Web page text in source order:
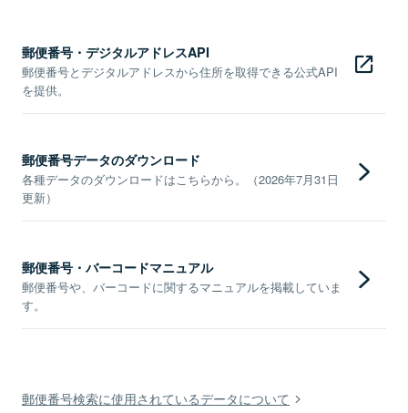
郵便番号・デジタルアドレスAPI
郵便番号とデジタルアドレスから住所を取得できる公式API
を提供。
郵便番号データのダウンロード
各種データのダウンロードはこちらから。（2026年7月31日
更新）
郵便番号・バーコードマニュアル
郵便番号や、バーコードに関するマニュアルを掲載していま
す。
郵便番号検索に使用されているデータについて